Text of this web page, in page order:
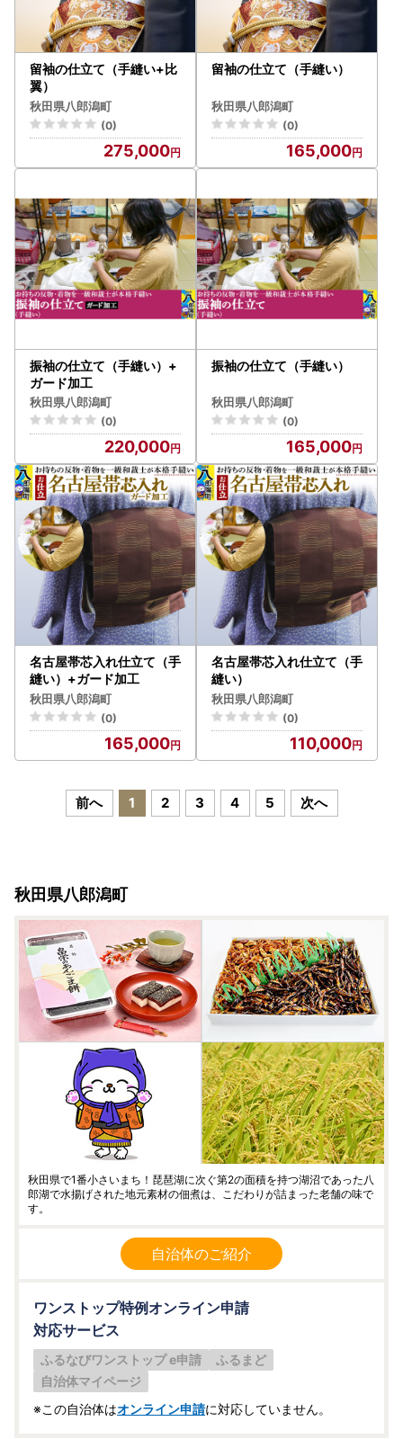
留袖の仕立て（手縫い+比
翼）
秋田県八郎潟町
(0)
275,000
留袖の仕立て（手縫い）
秋田県八郎潟町
(0)
165,000
振袖の仕立て（手縫い）+
ガード加工
秋田県八郎潟町
(0)
220,000
振袖の仕立て（手縫い）
秋田県八郎潟町
(0)
165,000
名古屋帯芯入れ仕立て（手
縫い）+ガード加工
秋田県八郎潟町
(0)
165,000
名古屋帯芯入れ仕立て（手
縫い）
秋田県八郎潟町
(0)
110,000
前へ 1 2 3 4 5 次へ
秋田県八郎潟町
秋田県で1番小さいまち！琵琶湖に次ぐ第2の面積を持つ湖沼であった八
郎湖で水揚げされた地元素材の佃煮は、こだわりが詰まった老舗の味で
す。
自治体のご紹介
ワンストップ特例オンライン申請
対応サービス
ふるなびワンストップ e申請
ふるまど
自治体マイページ
※この自治体はオンライン申請に対応していません。